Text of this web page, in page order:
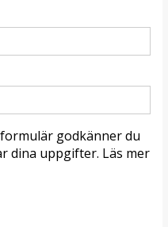
godkänner du
dina uppgifter. Läs mer